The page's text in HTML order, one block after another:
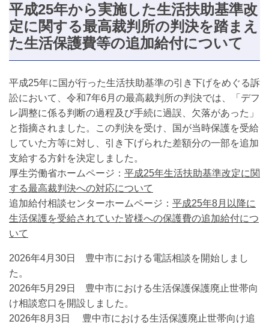
平成25年から実施した生活扶助基準改
定に関する最高裁判所の判決を踏まえ
た生活保護費等の追加給付について
平成25年に国が行った生活扶助基準の引き下げをめぐる訴
訟において、令和7年6月の最高裁判所の判決では、「デフ
レ調整に係る判断の過程及び手続に過誤、欠落があった」
と指摘されました。この判決を受け、国が当時保護を受給
していた方等に対し、引き下げられた差額分の一部を追加
支給する方針を決定しました。
厚生労働省ホームページ： 平成25年生活扶助基準改定に関
する最高裁判決への対応について
追加給付相談センターホームページ： 平成25年8月以降に
生活保護を受給されていた皆様への保護費の追加給付につ
いて
2026年4月30日 豊中市における電話相談を開始しまし
た。
2026年5月29日 豊中市における生活保護保護廃止世帯向
け相談窓口を開設しました。
2026年8月3日 豊中市における生活保護廃止世帯向け追